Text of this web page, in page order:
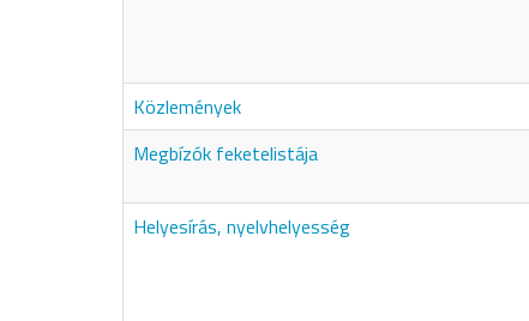
Közlemények
Megbízók feketelistája
Helyesírás, nyelvhelyesség